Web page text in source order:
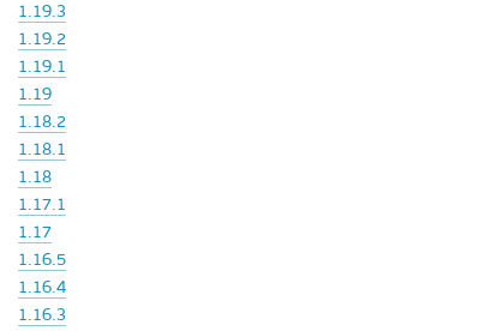
1.19.3
1.19.2
1.19.1
1.19
1.18.2
1.18.1
1.18
1.17.1
1.17
1.16.5
1.16.4
1.16.3